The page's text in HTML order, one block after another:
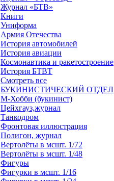
Журнал «БТВ»
Книги
Униформа
Армия Отечества
История автомобилей
История авиации
Космонавтика и ракетостроение
История БТВТ
Смотреть все
БУКИНИСТИЧЕСКИЙ ОТДЕЛ
М-Хобби (букинист)
Цейхгауз,журнал
Танкодром
Фронтовая иллюстрация
Полигон, журнал
Вертолёты в мсшт. 1/72
Вертолёты в мсшт. 1/48
Фигуры
Фигурки в мсшт. 1/16